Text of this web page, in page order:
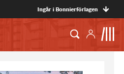
Ingår i Bonnierförlagen